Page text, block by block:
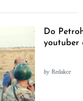
Do
youtuber
by Redakce